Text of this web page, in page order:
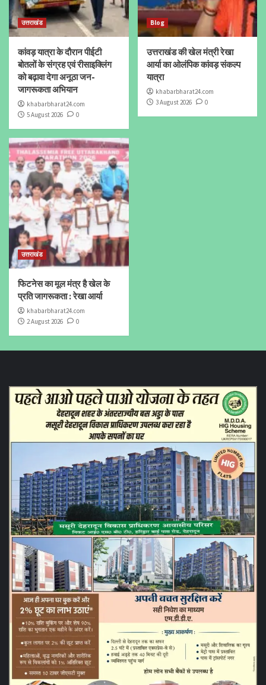
उत्तराखंड
कांवड़ यात्रा के दौरान पीईटी
बोतलों के संग्रह एवं रीसाइक्लिंग
को बढ़ावा देगा अनूठा जन-
जागरूकता अभियान
khabarbharat24.com
5 August 2026
0
Blog
उत्तराखंड की खेल मंत्री रेखा
आर्या का ओलंपिक कांवड़ संकल्प
यात्रा
khabarbharat24.com
3 August 2026
0
उत्तराखंड
फिटनेस का मूल मंत्र है खेल के
प्रति जागरूकता : रेखा आर्या
khabarbharat24.com
2 August 2026
0